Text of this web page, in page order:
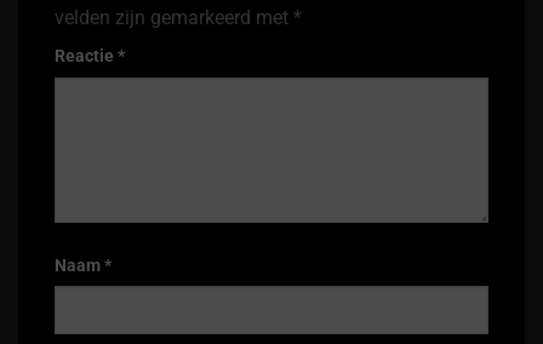
velden zijn gemarkeerd met *
Reactie *
Naam*